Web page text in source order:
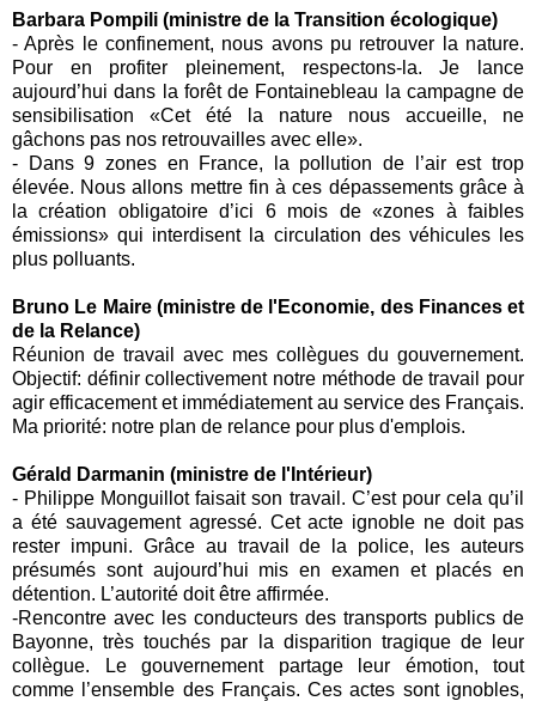
Barbara Pompili (ministre de la Transition écologique)
-Après le confinement, nous avons pu retrouver la nature.
Pour en profiter pleinement, respectons-la. Je lance
aujourd’hui dans la forêt de Fontainebleau la campagne de
sensibilisation «Cet été la nature nous accueille, ne
gâchons pas nos retrouvailles avec elle».
-
Dans 9 zones en France, la pollution de l’air est trop
élevée. Nous allons mettre fin à ces dépassements grâce à
la création obligatoire d’ici 6 mois de «zones à faibles
émissions» qui interdisent la circulation des véhicules les
plus polluants.
Bruno Le Maire (ministre de l'Economie, des Finances et
de la Relance)
Réunion de travail avec mes collègues du gouvernement.
Objectif: définir collectivement notre méthode de travail pour
agir efficacement et immédiatement au service des Français.
Ma priorité: notre plan de relance pour plus d'emplois.
Gérald Darmanin (ministre de l'Intérieur)
- Philippe Monguillot faisait son travail. C’est pour cela qu’il
a été sauvagement agressé. Cet acte ignoble ne doit pas
rester impuni. Grâce au travail de la police, les auteurs
présumés sont aujourd’hui mis en examen et placés en
détention. L’autorité doit être affirmée.
-Rencontre avec les conducteurs des transports publics de
Bayonne, très touchés par la disparition tragique de leur
collègue. Le gouvernement partage leur émotion, tout
comme l’ensemble des Français. Ces actes sont ignobles,